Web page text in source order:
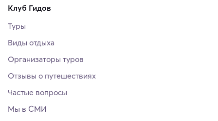
Клуб Гидов
Туры
Виды отдыха
Организаторы туров
Отзывы о путешествиях
Частые вопросы
Мы в СМИ